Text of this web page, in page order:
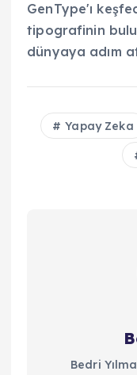
GenType'ı
tipografinin
dünyaya adım
Yapay Zeka
Bedri